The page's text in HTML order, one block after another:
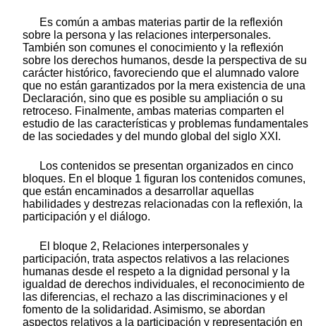
Es común a ambas materias partir de la reflexión
sobre la persona y las relaciones interpersonales.
También son comunes el conocimiento y la reflexión
sobre los derechos humanos, desde la perspectiva de su
carácter histórico, favoreciendo que el alumnado valore
que no están garantizados por la mera existencia de una
Declaración, sino que es posible su ampliación o su
retroceso. Finalmente, ambas materias comparten el
estudio de las características y problemas fundamentales
de las sociedades y del mundo global del siglo XXI.
Los contenidos se presentan organizados en cinco
bloques. En el bloque 1 figuran los contenidos comunes,
que están encaminados a desarrollar aquellas
habilidades y destrezas relacionadas con la reflexión, la
participación y el diálogo.
El bloque 2, Relaciones interpersonales y
participación, trata aspectos relativos a las relaciones
humanas desde el respeto a la dignidad personal y la
igualdad de derechos individuales, el reconocimiento de
las diferencias, el rechazo a las discriminaciones y el
fomento de la solidaridad. Asimismo, se abordan
aspectos relativos a la participación y representación en